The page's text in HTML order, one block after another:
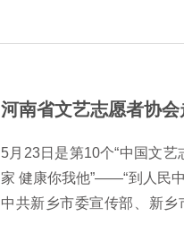
风”河南省优秀美术作品巡
协会在河…
河南省文艺志愿者协
5月23日是第10个“中国文
家 健康你我他”——“到人民
中共新乡市委宣传部、新